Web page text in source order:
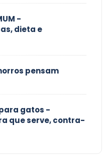
-
dieta e
pensam
para gatos -
que serve, contra-